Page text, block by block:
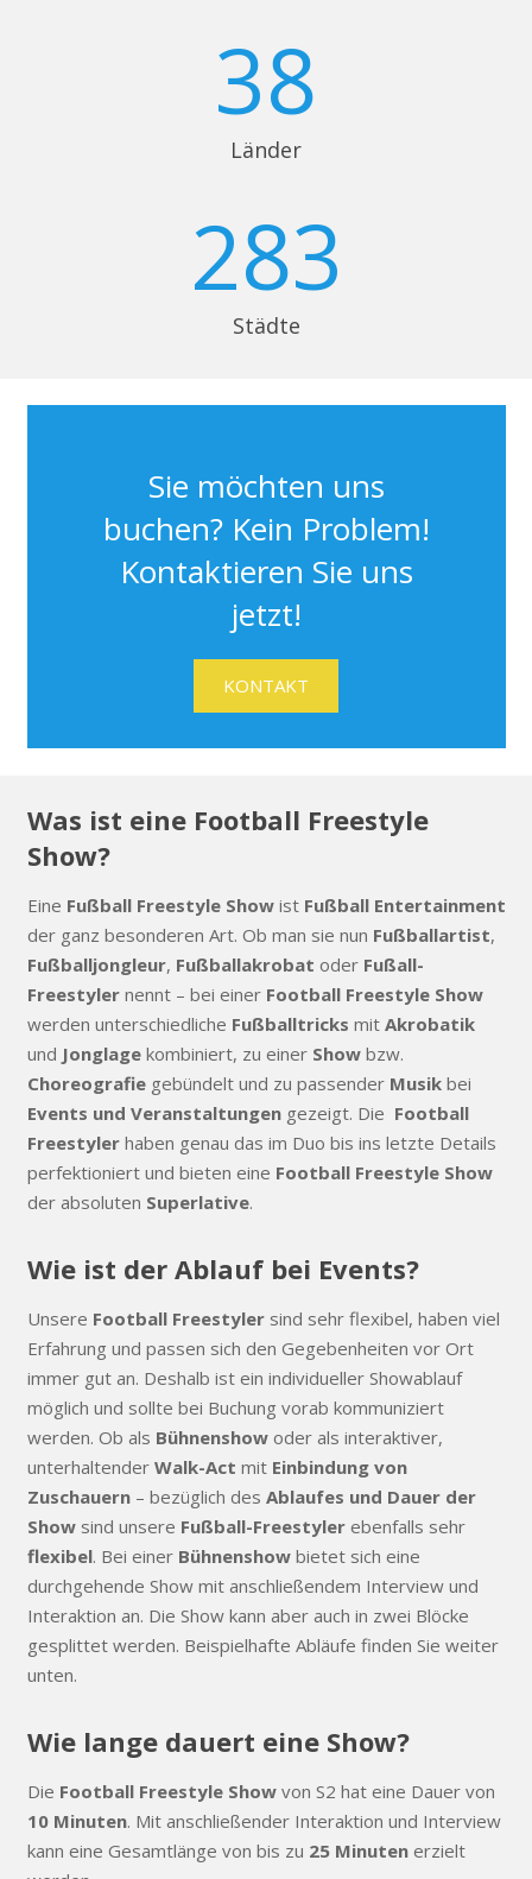
38
Länder
283
Städte
Sie möchten uns
buchen? Kein Problem!
Kontaktieren Sie uns
jetzt!
KONTAKT
Was ist eine Football Freestyle
Show?
Eine Fußball Freestyle Showist Fußball Entertainment
der ganz besonderen Art. Ob man sie nun Fußballartist,
Fußballjongleur, Fußballakrobat oder Fußall-
Freestylernennt – bei einer Football Freestyle Show
werden unterschiedliche Fußballtricks mit Akrobatik
und Jonglagekombiniert, zu einer Showbzw.
Choreografiegebündelt und zu passender Musikbei
Events und Veranstaltungengezeigt. Die Football
Freestylerhaben genau das im Duo bis ins letzte Details
perfektioniert und bieten eine Football Freestyle Show
der absoluten Superlative.
Wie ist der Ablauf bei Events?
Unsere Football Freestylersind sehr flexibel, haben viel
Erfahrung und passen sich den Gegebenheiten vor Ort
immer gut an. Deshalb ist ein individueller Showablauf
möglich und sollte bei Buchung vorab kommuniziert
werden. Ob als Bühnenshowoder als interaktiver,
unterhaltender Walk-Act mit Einbindung von
Zuschauern– bezüglich des Ablaufes und Dauer der
Showsind unsere Fußball-Freestylerebenfalls sehr
flexibel. Bei einer Bühnenshowbietet sich eine
durchgehende Show mit anschließendem Interview und
Interaktion an. Die Show kann aber auch in zwei Blöcke
gesplittet werden. Beispielhafte Abläufe finden Sie weiter
unten.
Wie lange dauert eine Show?
Die Football Freestyle Showvon S2 hat eine Dauer von
10 Minuten. Mit anschließender Interaktion und Interview
kann eine Gesamtlänge von bis zu 25 Minutenerzielt